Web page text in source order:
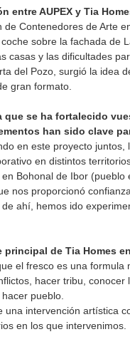
entre AUPEX y Tia
Contenedores de Arte
sobre la fachada de
casas y las dificultades
del Pozo, surgió la idea
gran formato.
que se ha fortalecido
han sido clave
en este proyecto
en distintos
Bohonal de Ibor (pueblo
nos proporcionó
ahí, hemos ido
de Tia Homes
el fresco es una formula
hacer tribu, conocer
pueblo.
una intervención artística
en los que intervenimos.